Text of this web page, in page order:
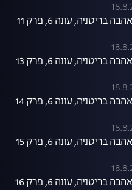
בריטניה, עונה 6, פרק 11
בריטניה, עונה 6, פרק 13
בריטניה, עונה 6, פרק 14
בריטניה, עונה 6, פרק 15
בריטניה, עונה 6, פרק 16